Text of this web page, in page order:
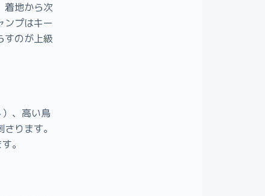
着地から次
ンプはキー
すのが上級
、高い鳥
ります。
。